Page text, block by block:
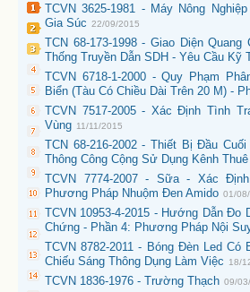
TCVN 3625-1981 - Máy Nông
Gia Súc 22/09/2015
TCN 68-173-1998 - Giao Diện
Thống Truyền Dẫn SDH - Yêu Cầu Kỹ
TCVN 6718-1-2000 - Quy Phạm
Biển (Tàu Có Chiều Dài Trên 20 M) -
TCVN 7517-2005 - Xác Định Tình
Vùng 11/11/2015
TCN 68-216-2002 - Thiết Bị Đầu
Thông Công Cộng Sử Dụng Kênh
TCVN 7774-2007 - Sữa - Xác
Phương Pháp Nhuộm Đen Amido 01/
TCVN 10953-4-2015 - Hướng Dẫn Đo
Chứng - Phần 4: Phương Pháp Nội
TCVN 8782-2011 - Bóng Đèn Led Có
Chiếu Sáng Thông Dụng Làm Việc
18/
TCVN 1836-1976 - Trường Thạch 09/